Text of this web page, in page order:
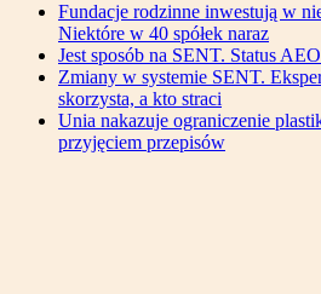
Fundacje rodzinne inwestują w
Niektóre w 40 spółek naraz
Jest sposób na SENT. Status
Zmiany w systemie SENT.
skorzysta, a kto straci
Unia nakazuje ograniczenie
przyjęciem przepisów